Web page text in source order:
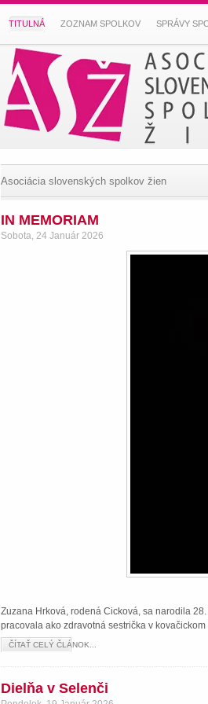
TITULNÁ ZOZNAM SPOLKOV SPRÁVY
Asociácia slovenských spolkov žien
IN MEMORIAM
Sobota, 24 Január 2026
Zuzana Hrková, rodená Cicková, sa narodila
pracovala ako zdravotná sestrička v
ČÍTAŤ CELÝ ČLÁNOK...
Dielňa v Selenči